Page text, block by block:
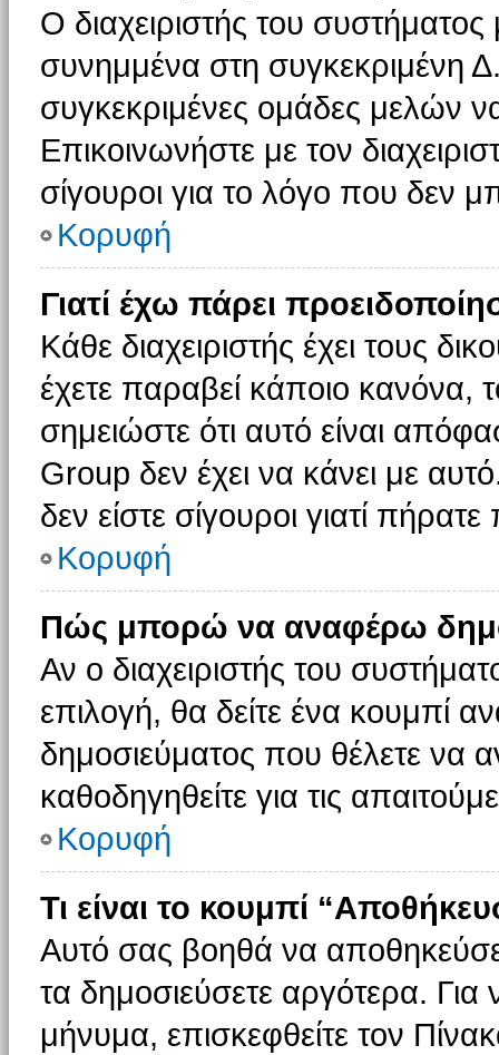
Ο διαχειριστής του
συνημμένα στη συγκεκριμένη
συγκεκριμένες ομάδες μελών
Επικοινωνήστε με τον
σίγουροι για το λόγο που δεν
Κορυφή
Γιατί έχω πάρει
Κάθε διαχειριστής έχει τους
έχετε παραβεί κάποιο κανόνα,
σημειώστε ότι αυτό είναι
Group δεν έχει να κάνει με
δεν είστε σίγουροι γιατί
Κορυφή
Πώς μπορώ να αναφέρω
Αν ο διαχειριστής του
επιλογή, θα δείτε ένα κουμπί
δημοσιεύματος που θέλετε να
καθοδηγηθείτε για τις
Κορυφή
Τι είναι το κουμπί
Αυτό σας βοηθά να
τα δημοσιεύσετε αργότερα.
μήνυμα, επισκεφθείτε τον